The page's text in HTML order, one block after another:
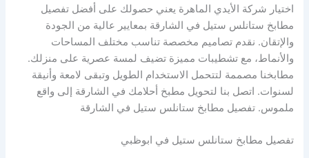
اختيار شركة الأيدي الماهرة يعني حصولك على أفضل تفصيل
مطابخ ستانلس ستيل في الشارقة بمعايير عالية من الجودة
والإتقان. نقدم تصاميم مخصصة تناسب مختلف المساحات
والأنماط، مع تشطيبات مميزة تضيف لمسة عصرية على منزلك.
مطابخنا مصممة لتتحمل الاستخدام الطويل وتبقى لامعة وأنيقة
لسنوات. اتصل بنا لتحويل مطبخ أحلامك في الشارقة إلى واقع
ملموس. تفصيل مطابخ ستانلس ستيل في الشارقة
تفصيل مطابخ ستانلس ستيل في ابوظبي